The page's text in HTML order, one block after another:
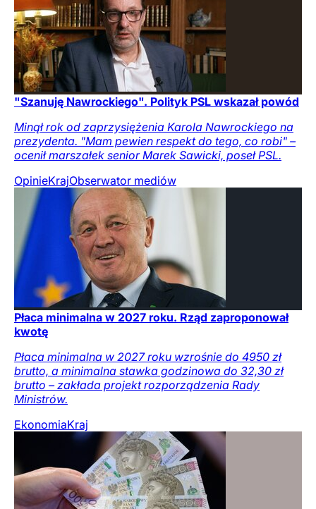
"Szanuję Nawrockiego". Polityk PSL wskazał powód
Minął rok od zaprzysiężenia Karola Nawrockiego na
prezydenta. "Mam pewien respekt do tego, co robi" –
ocenił marszałek senior Marek Sawicki, poseł PSL.
OpinieKrajObserwator mediów
Płaca minimalna w 2027 roku. Rząd zaproponował
kwotę
Płaca minimalna w 2027 roku wzrośnie do 4950 zł
brutto, a minimalna stawka godzinowa do 32,30 zł
brutto – zakłada projekt rozporządzenia Rady
Ministrów.
EkonomiaKraj